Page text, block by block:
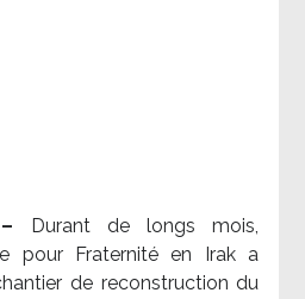
–
Durant de longs mois,
pour Fraternité en Irak a
de reconstruction du